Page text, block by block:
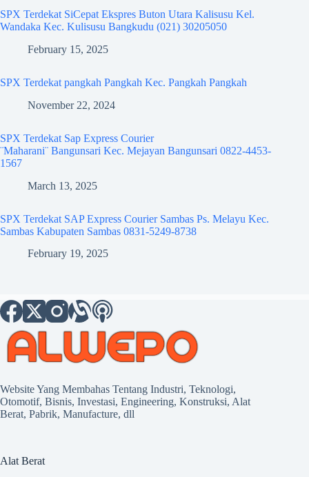
SPX Terdekat SiCepat Ekspres Buton Utara Kalisusu Kel.
Wandaka Kec. Kulisusu Bangkudu (021) 30205050
February 15, 2025
SPX Terdekat pangkah Pangkah Kec. Pangkah Pangkah
November 22, 2024
SPX Terdekat Sap Express Courier
¨Maharani¨ Bangunsari Kec. Mejayan Bangunsari 0822-4453-
1567
March 13, 2025
SPX Terdekat SAP Express Courier Sambas Ps. Melayu Kec.
Sambas Kabupaten Sambas 0831-5249-8738
February 19, 2025
Website Yang Membahas Tentang Industri, Teknologi,
Otomotif, Bisnis, Investasi, Engineering, Konstruksi, Alat
Berat, Pabrik, Manufacture, dll
Alat Berat